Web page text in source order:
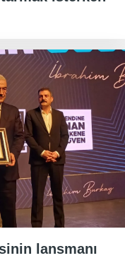
lansmanı